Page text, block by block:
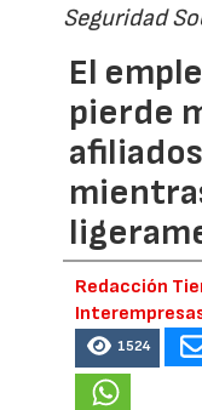
Seguridad
El
pierde
Redacción
1524